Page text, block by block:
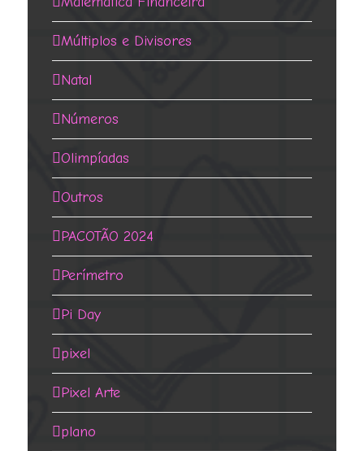
Múltiplos e Divisores
Natal
Números
Olimpíadas
Outros
PACOTÃO 2024
Perímetro
Pi Day
pixel
Pixel Arte
plano